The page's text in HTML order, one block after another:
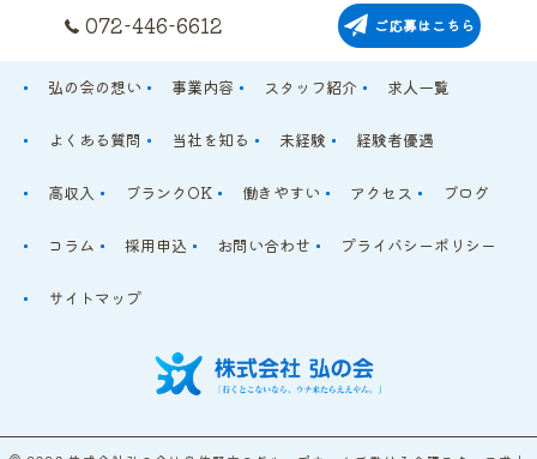
072-446-6612 ご応募はこちら
弘の会の想い 事業内容 スタッフ紹介 求人一覧
よくある質問 当社を知る 未経験 経験者優遇
高収入 ブランクOK 働きやすい アクセス ブログ
コラム 採用申込 お問い合わせ プライバシーポリシー
サイトマップ